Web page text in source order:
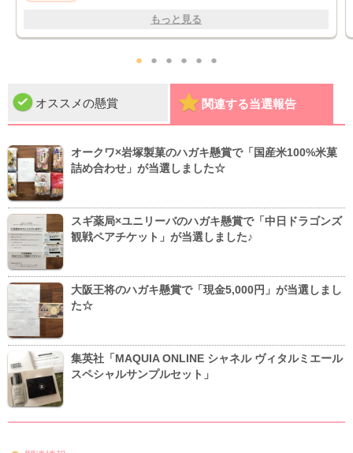
もっと見る
● ● ● ● ● ●
オススメの懸賞 関連する当選報告
オークワ×岩塚製菓のハガキ懸賞で「国産米100%米菓
詰め合わせ」が当選しました☆
スギ薬局×ユニリーバのハガキ懸賞で「中日ドラゴンズ
観戦ペアチケット」が当選しました♪
大阪王将のハガキ懸賞で「現金5,000円」が当選しまし
た☆
集英社「MAQUIA ONLINE シャネル ヴィタルミエール
スペシャルサンプルセット」